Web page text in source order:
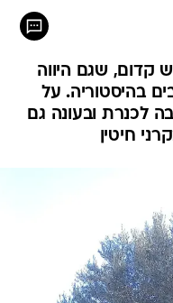
קדום, שגם היווה
בהיסטוריה. על
לכנרת ובעונה גם
חיטין